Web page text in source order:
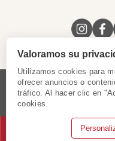
Licencia de Vietnam
Certificado de
© 2018 - 2025 Mundo
Valoramos su
Utilizamos cookies para
ofrecer anuncios o
tráfico. Al hacer clic en
cookies.